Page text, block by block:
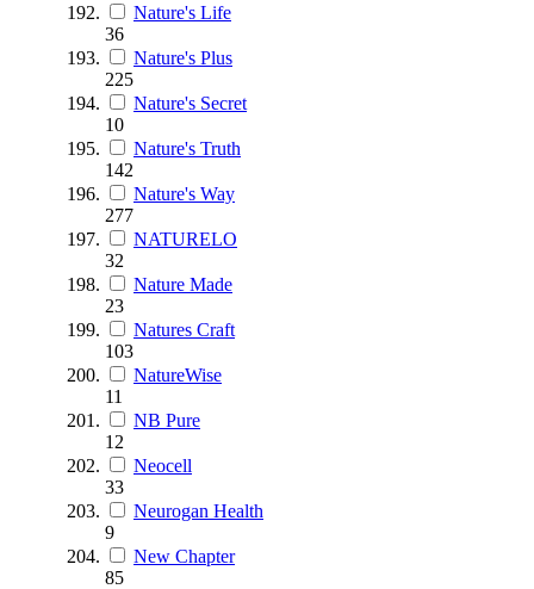
Nature's Life
36
Nature's Plus
225
Nature's Secret
10
Nature's Truth
142
Nature's Way
277
NATURELO
32
Nature Made
23
Natures Craft
103
NatureWise
11
NB Pure
12
Neocell
33
Neurogan Health
9
New Chapter
85